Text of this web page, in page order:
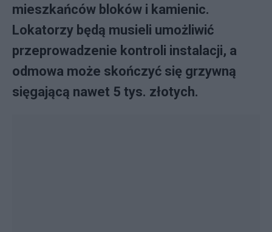
mieszkańców bloków i kamienic.
Lokatorzy będą musieli umożliwić
przeprowadzenie kontroli instalacji, a
odmowa może skończyć się grzywną
sięgającą nawet 5 tys. złotych.